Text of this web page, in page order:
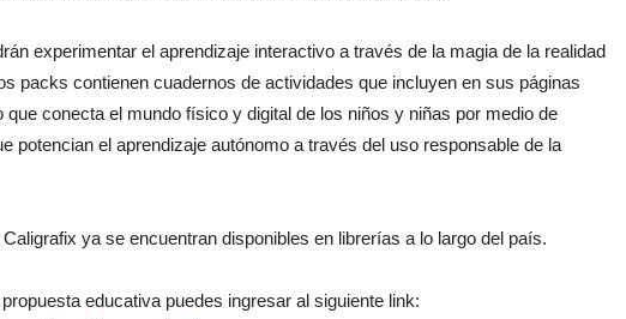
experimentar el aprendizaje interactivo a través de la magia de la realidad
packs contienen cuadernos de actividades que incluyen en sus páginas
conecta el mundo físico y digital de los niños y niñas por medio de
potencian el aprendizaje autónomo a través del uso responsable de la
ya se encuentran disponibles en librerías a lo largo del país.
educativa puedes ingresar al siguiente link: